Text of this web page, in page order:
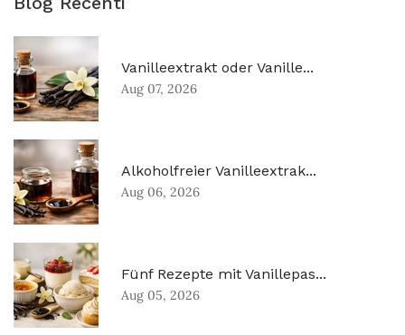
Vanilleextrakt oder Vanille...
Aug 07, 2026
Alkoholfreier Vanilleextrak...
Aug 06, 2026
Fünf Rezepte mit Vanillepas...
Aug 05, 2026